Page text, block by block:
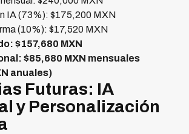
IA (73%): $175,200 MXN
(10%): $17,520 MXN
$157,680 MXN
$85,680 MXN mensuales
anuales)
Futuras: IA
y Personalización